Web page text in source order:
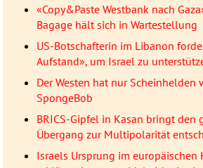
«Copy&Paste Westbank nach
Bagage hält sich in Wartestellung
US-Botschafterin im Libanon
Aufstand», um Israel zu
Der Westen hat nur Scheinhelden
SpongeBob
BRICS-Gipfel in Kasan bringt den
Übergang zur Multipolarität
Israels Ursprung im europäischen